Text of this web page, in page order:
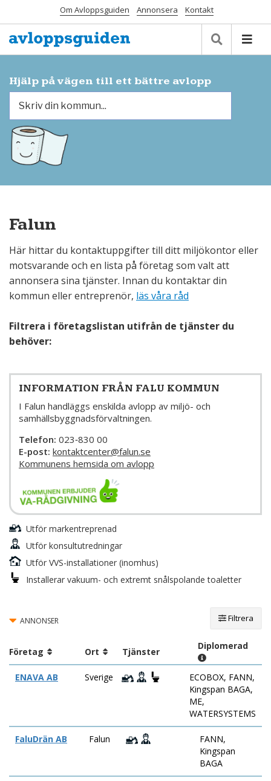
Om Avloppsguiden Annonsera Kontakt
Hjälp på vägen till ett bättre avlopp
Falun
Här hittar du kontaktuppgifter till ditt miljökontor eller
motsvarande och en lista på företag som valt att
annonsera sina tjänster. Innan du kontaktar din
kommun eller entreprenör, läs våra råd
Filtrera i företagslistan utifrån de tjänster du
behöver:
INFORMATION FRÅN FALU KOMMUN
I Falun handläggs enskilda avlopp av miljö- och
samhällsbyggnadsförvaltningen.
Telefon: 023‑830 00
E-post: kontaktcenter@falun.se
Kommunens hemsida om avlopp
Utför markentreprenad
Utför konsultutredningar
Utför VVS-installationer (inomhus)
Installerar vakuum- och extremt snålspolande toaletter
ANNONSER Filtrera
Företag Ort Tjänster
Diplomerad
ENAVA AB Sverige
ECOBOX, FANN,
Kingspan BAGA,
ME,
WATERSYSTEMS
FaluDrän AB Falun
FANN,
Kingspan
BAGA